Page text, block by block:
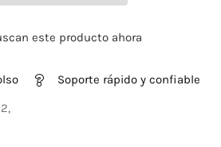
este producto ahora
Soporte rápido y confiable
,